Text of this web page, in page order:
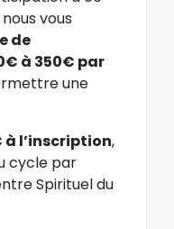
vous
de
à 350€ par
une
à l’inscription,
cycle par
Spirituel du